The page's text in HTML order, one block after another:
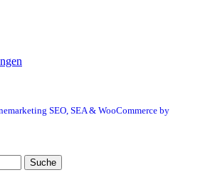
SEO, SEA & WooCommerce by
Suche